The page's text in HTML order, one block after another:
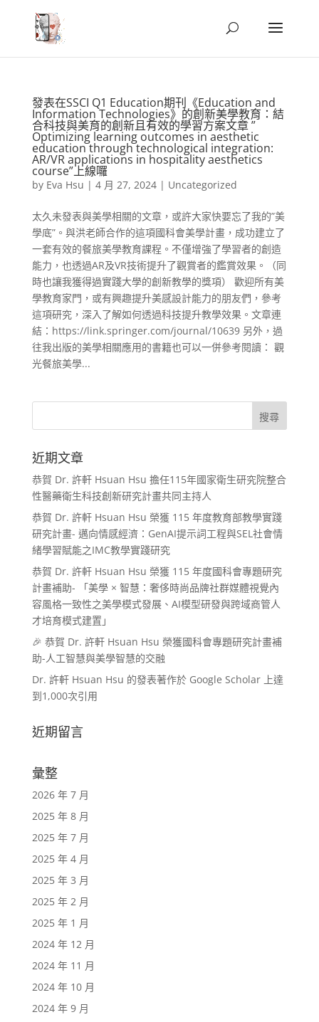
發表在SSCI Q1 Education期刊《Education and
Information Technologies》的創新美學教育：結
合科技與美育的創新且有效的學習方案文章 ”
Optimizing learning outcomes in aesthetic
education through technological integration:
AR/VR applications in hospitality aesthetics
course”上線囉
by Eva Hsu | 4 月 27, 2024| Uncategorized
太久未發表與美學相關的文章，或許大家快要忘了我的”美
學底”。與洪老師合作的這項國科會美學計畫，成功建立了
一套有效的餐旅美學教育課程。不僅增強了學習者的創造
能力，也透過AR及VR技術提升了觀賞者的鑑賞效果。（同
時也讓我獲得過實踐大學的創新教學的獎項） 歡迎所有美
學教育家門，或有興趣提升美感設計能力的朋友們，參考
這項研究，深入了解如何透過科技提升教學效果。文章連
結：https://link.springer.com/journal/10639 另外，過
往我出版的美學相關應用的書籍也可以一併參考閱讀： 觀
光餐旅美學...
近期文章
恭賀 Dr. 許軒 Hsuan Hsu 擔任115年國家衛生研究院整合
性醫藥衛生科技創新研究計畫共同主持人
恭賀 Dr. 許軒 Hsuan Hsu 榮獲 115 年度教育部教學實踐
研究計畫- 邁向情感經濟：GenAI提示詞工程與SEL社會情
緒學習賦能之IMC教學實踐研究
恭賀 Dr. 許軒 Hsuan Hsu 榮獲 115 年度國科會專題研究
計畫補助- 「美學 × 智慧：奢侈時尚品牌社群媒體視覺內
容風格一致性之美學模式發展、AI模型研發與跨域商管人
才培育模式建置」
🎉 恭賀 Dr. 許軒 Hsuan Hsu 榮獲國科會專題研究計畫補
助-人工智慧與美學智慧的交融
Dr. 許軒 Hsuan Hsu 的發表著作於 Google Scholar 上達
到1,000次引用
近期留言
彙整
2026 年 7 月
2025 年 8 月
2025 年 7 月
2025 年 4 月
2025 年 3 月
2025 年 2 月
2025 年 1 月
2024 年 12 月
2024 年 11 月
2024 年 10 月
2024 年 9 月